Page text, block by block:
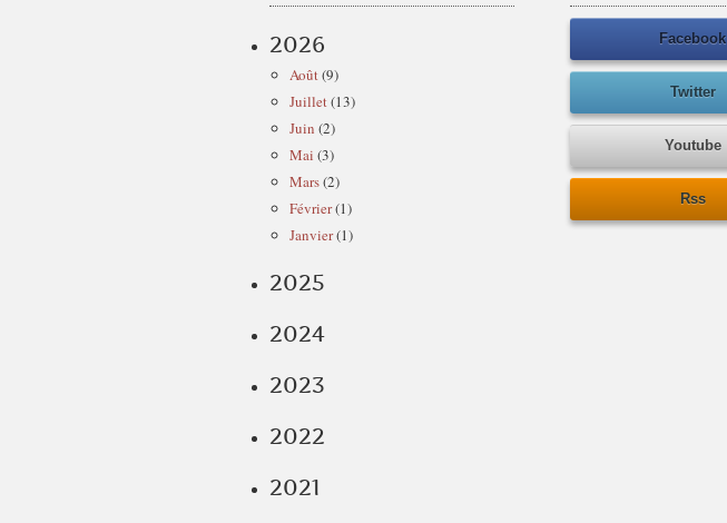
2026
Août(9)
Juillet(13)
Juin (2)
Mai (3)
Mars(2)
Février(1)
Janvier(1)
2025
2024
2023
2022
2021
Facebook
Twitter
Youtube
Rss